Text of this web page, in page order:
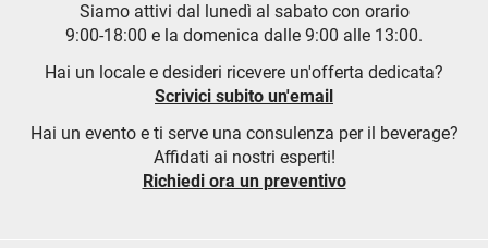
Siamo attivi dal lunedì al sabato con orario
9:00-18:00 e la domenica dalle 9:00 alle 13:00.
Hai un locale e desideri ricevere un'offerta dedicata?
Scrivici subito un'email
Hai un evento e ti serve una consulenza per il beverage?
Affidati ai nostri esperti!
Richiedi ora un preventivo